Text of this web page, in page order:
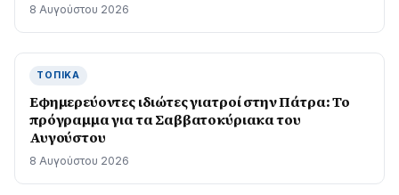
8 Αυγούστου 2026
ΤΟΠΙΚΆ
Εφημερεύοντες ιδιώτες γιατροί στην Πάτρα: Το
πρόγραμμα για τα Σαββατοκύριακα του
Αυγούστου
8 Αυγούστου 2026